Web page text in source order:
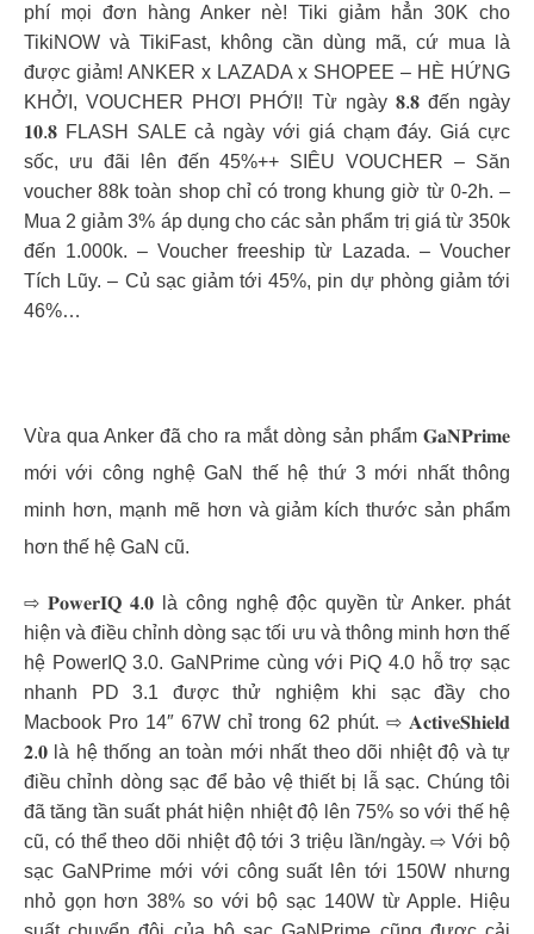
phí mọi đơn hàng Anker nè! Tiki giảm hẳn 30K cho
TikiNOW và TikiFast, không cần dùng mã, cứ mua là
được giảm! ANKER x LAZADA x SHOPEE – HÈ HỨNG
KHỞI, VOUCHER PHƠI PHỚI! Từ ngày 𝟖.𝟖 đến ngày
𝟏𝟎.𝟖 FLASH SALE cả ngày với giá chạm đáy. Giá cực
sốc, ưu đãi lên đến 45%++ SIÊU VOUCHER – Săn
voucher 88k toàn shop chỉ có trong khung giờ từ 0-2h. –
Mua 2 giảm 3% áp dụng cho các sản phẩm trị giá từ 350k
đến 1.000k. – Voucher freeship từ Lazada. – Voucher
Tích Lũy. – Củ sạc giảm tới 45%, pin dự phòng giảm tới
46%…
Vừa qua Anker đã cho ra mắt dòng sản phẩm 𝐆𝐚𝐍𝐏𝐫𝐢𝐦𝐞
mới với công nghệ GaN thế hệ thứ 3 mới nhất thông
minh hơn, mạnh mẽ hơn và giảm kích thước sản phẩm
hơn thế hệ GaN cũ.
⇨ 𝐏𝐨𝐰𝐞𝐫𝐈𝐐 𝟒.𝟎 là công nghệ độc quyền từ Anker. phát
hiện và điều chỉnh dòng sạc tối ưu và thông minh hơn thế
hệ PowerIQ 3.0. GaNPrime cùng với PiQ 4.0 hỗ trợ sạc
nhanh PD 3.1 được thử nghiệm khi sạc đầy cho
Macbook Pro 14″ 67W chỉ trong 62 phút. ⇨ 𝐀𝐜𝐭𝐢𝐯𝐞𝐒𝐡𝐢𝐞𝐥𝐝
𝟐.𝟎 là hệ thống an toàn mới nhất theo dõi nhiệt độ và tự
điều chỉnh dòng sạc để bảo vệ thiết bị lẫ sạc. Chúng tôi
đã tăng tần suất phát hiện nhiệt độ lên 75% so với thế hệ
cũ, có thể theo dõi nhiệt độ tới 3 triệu lần/ngày. ⇨ Với bộ
sạc GaNPrime mới với công suất lên tới 150W nhưng
nhỏ gọn hơn 38% so với bộ sạc 140W từ Apple. Hiệu